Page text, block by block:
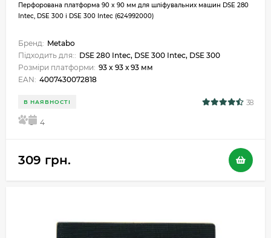
Перфорована платформа 90 x 90 мм для шліфувальних машин DSE 280
Intec, DSE 300 і DSE 300 Intec (624992000)
Бренд: Metabo
Підходить для:: DSE 280 Intec, DSE 300 Intec, DSE 300
Розміри платформи: 93 x 93 х 93 мм
EAN: 4007430072818
В НАЯВНОСТІ 38
5 4
309 грн.